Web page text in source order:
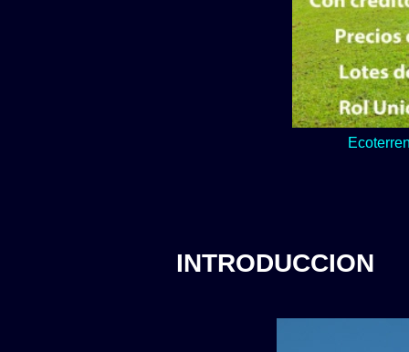
Lo verde y
INTRODUCCION